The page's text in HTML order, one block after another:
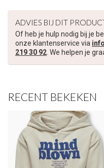
ADVIES BIJ DIT
Of heb je hulp nodig bij je
onze klantenservice via
219 30 92. We helpen je
RECENT BEKEKEN
Je korting is geldig bij een